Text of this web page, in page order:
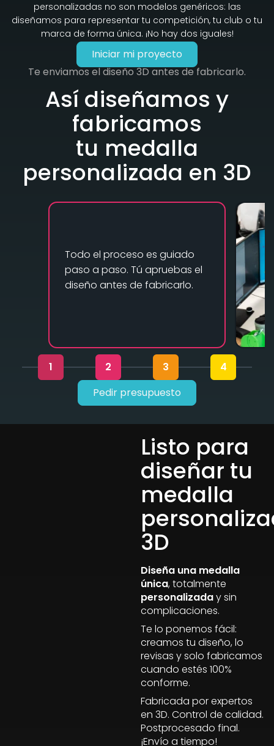
personalizadas no son modelos genéricos: las
diseñamos para representar tu competición, tu club o tu
marca de forma única. ¡No hay dos iguales!
Iniciar mi proyecto
Te enviamos el diseño 3D antes de fabricarlo.
Así diseñamos y
fabricamos
tu medalla
personalizada en 3D
Todo el proceso es guiado
paso a paso. Tú apruebas el
diseño antes de fabricarlo.
1 2 3
4
Pedir presupuesto
Listo para
diseñar tu
medalla
3D
Diseña una medalla
única, totalmente
personalizaday sin
complicaciones.
Te lo ponemos fácil:
creamos tu diseño, lo
revisas y solo fabricamos
cuando estés 100%
conforme.
Fabricada por expertos
en 3D. Control de calidad.
Postprocesado final.
¡Envío a tiempo!